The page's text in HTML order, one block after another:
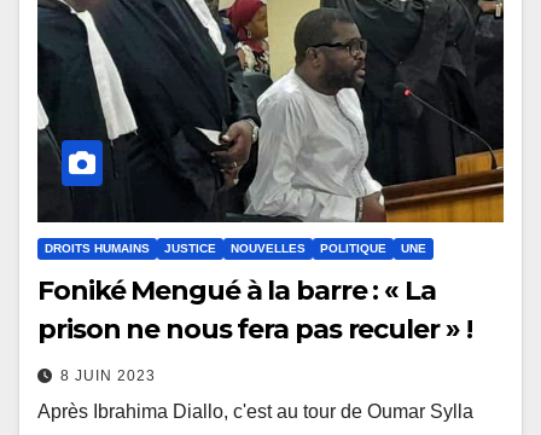
DROITS HUMAINS JUSTICE NOUVELLES POLITIQUE UNE
Foniké Mengué à la barre : « La
prison ne nous fera pas reculer » !
8 JUIN 2023
Après Ibrahima Diallo, c'est au tour de Oumar Sylla